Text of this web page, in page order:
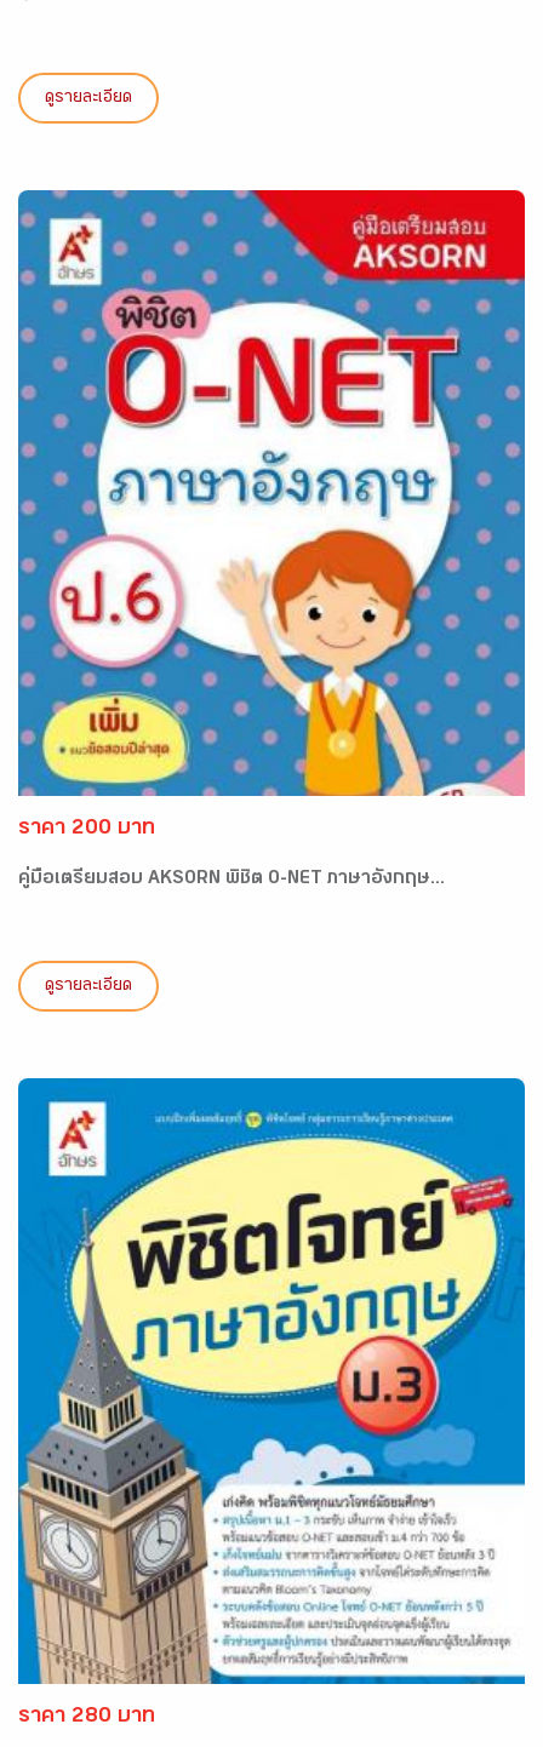
ดูรายละเอียด
ราคา 200 บาท
คู่มือเตรียมสอบ AKSORN พิชิต O-NET ภาษาอังกฤษ...
ดูรายละเอียด
ราคา 280 บาท